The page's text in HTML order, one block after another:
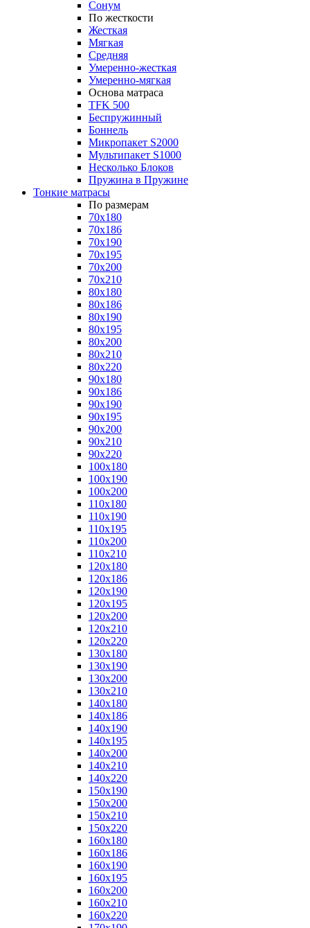
Сонум
По жесткости
Жесткая
Мягкая
Средняя
Умеренно-жесткая
Умеренно-мягкая
Основа матраса
TFK 500
Беспружинный
Боннель
Микропакет S2000
Мультипакет S1000
Несколько Блоков
Пружина в Пружине
Тонкие матрасы
По размерам
70x180
70x186
70x190
70x195
70x200
70x210
80x180
80x186
80x190
80x195
80x200
80x210
80x220
90x180
90x186
90x190
90x195
90x200
90x210
90x220
100x180
100x190
100x200
110x180
110x190
110x195
110x200
110x210
120x180
120x186
120x190
120x195
120x200
120x210
120x220
130x180
130x190
130x200
130x210
140x180
140x186
140x190
140x195
140x200
140x210
140x220
150x190
150x200
150x210
150x220
160x180
160x186
160x190
160x195
160x200
160x210
160x220